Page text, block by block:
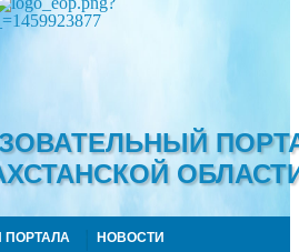
ПОРТАЛА НОВОСТИ